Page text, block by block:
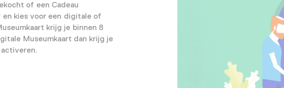
of een Cadeau
kies voor een digitale of
krijg je binnen 8
Museumkaart dan krijg je